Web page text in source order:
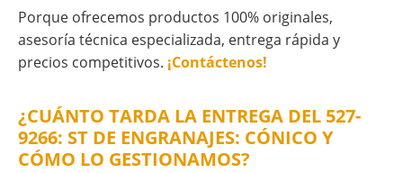
Porque ofrecemos productos 100% originales,
asesoría técnica especializada, entrega rápida y
precios competitivos. ¡Contáctenos!
¿CUÁNTO TARDA LA ENTREGA DEL 527-
9266: ST DE ENGRANAJES: CÓNICO Y
CÓMO LO GESTIONAMOS?